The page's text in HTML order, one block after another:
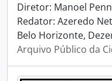
Diretor: Manoel
Redator: Azeredo
Belo Horizonte,
Arquivo Público da